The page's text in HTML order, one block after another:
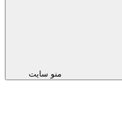
منو سایت